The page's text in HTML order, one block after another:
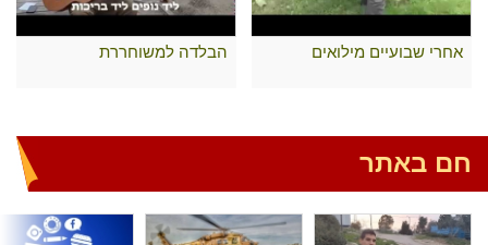
אחרי שבועיים מילואים הבלדה למשוחררת
חם באתר